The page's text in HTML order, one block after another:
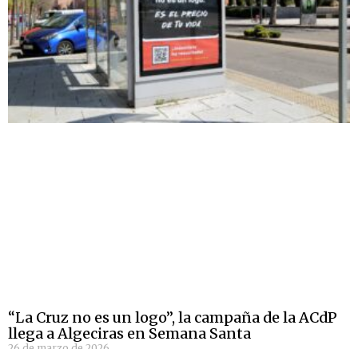
“La Cruz no es un logo”, la campaña de la ACdP
llega a Algeciras en Semana Santa